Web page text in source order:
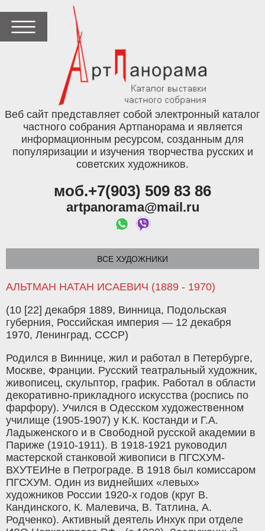
Веб сайт представляет собой электронный каталог
частного собрания Артпанорама и является
информационным ресурсом, созданным для
популяризации и изучения творчества русских и
советских художников.
моб.+7(903) 509 83 86
artpanorama@mail.ru
ВСЕ ХУДОЖНИКИ
АЛЬТМАН НАТАН ИСАЕВИЧ (1889 - 1970)
(10 [22] декабря 1889, Винница, Подольская
губерния, Российская империя — 12 декабря
1970, Ленинград, СССР)
Родился в Виннице, жил и работал в Петербурге,
Москве, Франции. Русский театральный художник,
живописец, скульптор, график. Работал в области
декоративно-прикладного искусства (роспись по
фарфору). Учился в Одесском художественном
училище (1905-1907) у К.К. Костанди и Г.А.
Ладыженского и в Свободной русской академии в
Париже (1910-1911). В 1918-1921 руководил
мастерской станковой живописи в ПГСХУМ-
ВХУТЕИНе в Петрограде. В 1918 был комиссаром
ПГСХУМ. Один из виднейших «левых»
художников России 1920-х годов (круг В.
Кандинского, К. Малевича, В. Татлина, А.
Родченко). Активный деятель Инхук при отделе